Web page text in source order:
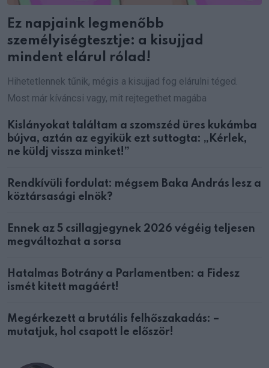
Ez napjaink legmenőbb
személyiségtesztje: a kisujjad
mindent elárul rólad!
Hihetetlennek tűnik, mégis a kisujjad fog elárulni téged.
Most már kíváncsi vagy, mit rejtegethet magába
Kislányokat találtam a szomszéd üres kukámba
bújva, aztán az egyikük ezt suttogta: „Kérlek,
ne küldj vissza minket!”
Rendkívüli fordulat: mégsem Baka András lesz a
köztársasági elnök?
Ennek az 5 csillagjegynek 2026 végéig teljesen
megváltozhat a sorsa
Hatalmas Botrány a Parlamentben: a Fidesz
ismét kitett magáért!
Megérkezett a brutális felhőszakadás: –
mutatjuk, hol csapott le először!